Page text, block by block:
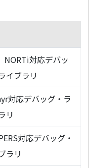
NORTi対応デバッ
イブラリ
対応デバッグ・ラ
リ
対応デバッグ・
ラリ